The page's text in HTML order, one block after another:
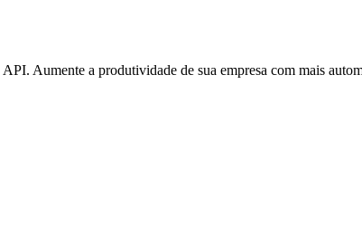
Aumente a produtividade de sua empresa com mais